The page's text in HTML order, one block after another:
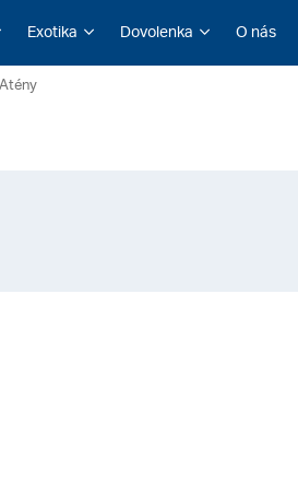
Exotika Dovolenka O nás
Atény